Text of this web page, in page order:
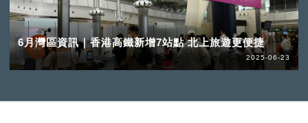
6月灣區資訊｜香港高鐵新增7站點 北上旅遊更便捷
2025-06-23